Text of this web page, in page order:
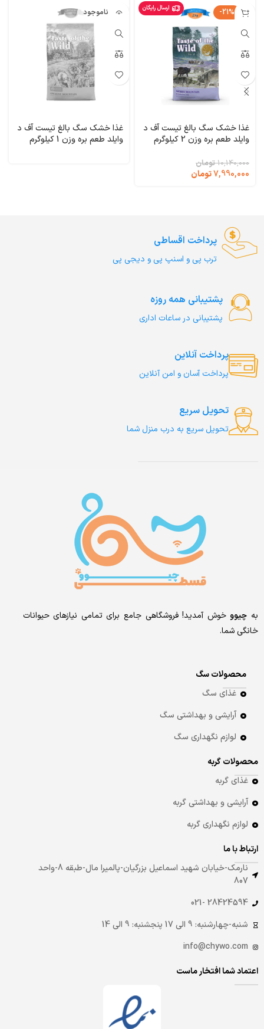
-21% ارسال رایگان
غذا خشک سگ بالغ تیست آف د
وایلد طعم بره وزن 2 کیلوگرم
Mountain
10,140,000 تومان
7,990,000تومان
ناموجود
غذا خشک سگ بالغ تیست آف د
وایلد طعم بره وزن 1 کیلوگرم
پرداخت اقساطی
ترب‌ پی و اسنپ پی و دیجی پی
پشتیبانی همه روزه
پشتیبانی در ساعات اداری
پرداخت آنلاین
پرداخت آسان و امن آنلاین
تحویل سریع
تحویل سریع به درب منزل شما
به چیوو خوش آمدید! فروشگاهی جامع برای تمامی نیازهای حیوانات
خانگی شما.
محصولات سگ
غذای سگ
آرایشی و بهداشتی سگ
لوازم نگهداری سگ
محصولات گربه
غذای گربه
آرایشی و بهداشتی گربه
لوازم نگهداری گربه
ارتباط با ما
نارمک-خیابان شهید اسماعیل بزرگیان-پالمیرا مال-طبقه 8-واحد
807
28424594 -021
شنبه-چهارشنبه: 9 الی 17 پنجشنبه: 9 الی 14
info@chywo.com
اعتماد شما افتخار ماست